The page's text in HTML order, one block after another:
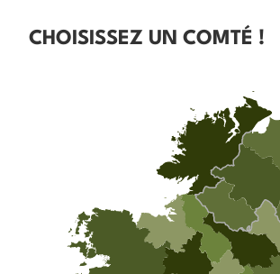
CHOISISSEZ UN COMTÉ !